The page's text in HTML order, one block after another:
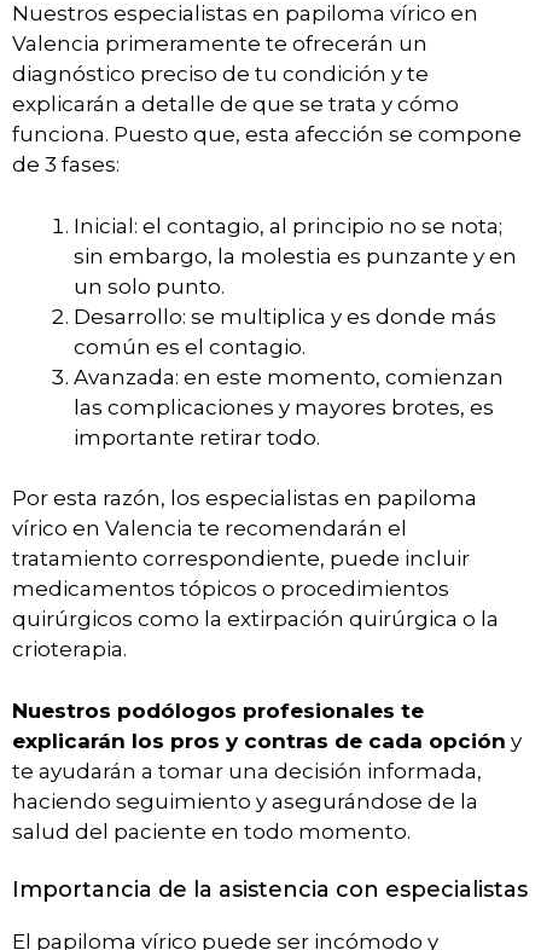
Nuestros especialistas en papiloma vírico en
Valencia primeramente te ofrecerán un
diagnóstico preciso de tu condición y te
explicarán a detalle de que se trata y cómo
funciona. Puesto que, esta afección se compone
de 3 fases:
Inicial: el contagio, al principio no se nota;
sin embargo, la molestia es punzante y en
un solo punto.
Desarrollo: se multiplica y es donde más
común es el contagio.
Avanzada: en este momento, comienzan
las complicaciones y mayores brotes, es
importante retirar todo.
Por esta razón, los especialistas en papiloma
vírico en Valencia te recomendarán el
tratamiento correspondiente, puede incluir
medicamentos tópicos o procedimientos
quirúrgicos como la extirpación quirúrgica o la
crioterapia.
Nuestros podólogos profesionales te
explicarán los pros y contras de cada opción y
te ayudarán a tomar una decisión informada,
haciendo seguimiento y asegurándose de la
salud del paciente en todo momento.
Importancia de la asistencia con especialistas
El papiloma vírico puede ser incómodo y